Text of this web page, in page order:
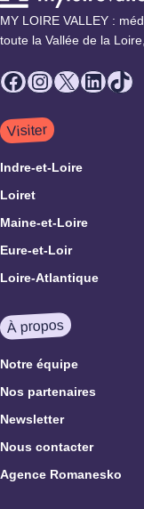
MY LOIRE VALLEY :
toute la Vallée de la
Facebook
Instagram
X
Visiter
Indre-et-Loire
Loiret
Maine-et-Loire
Eure-et-Loir
Loire-Atlantique
À propos
Notre équipe
Nos partenaires
Newsletter
Nous contacter
Agence Romanesko